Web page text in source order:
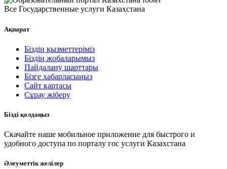
Все Государственные услуги Казахстана
Ақпарат
Біздің қызметтеріміз
Біздің жобаларымыз
Пайдалану шарттары
Бізге хабарласыңыз
Сайт картасы
Сұрау жіберу
Бізді қолдаңыз
Скачайте наше мобильное приложение для быстрого и
удобного доступа по порталу гос услуги Казахстана
Әлеуметтік желілер